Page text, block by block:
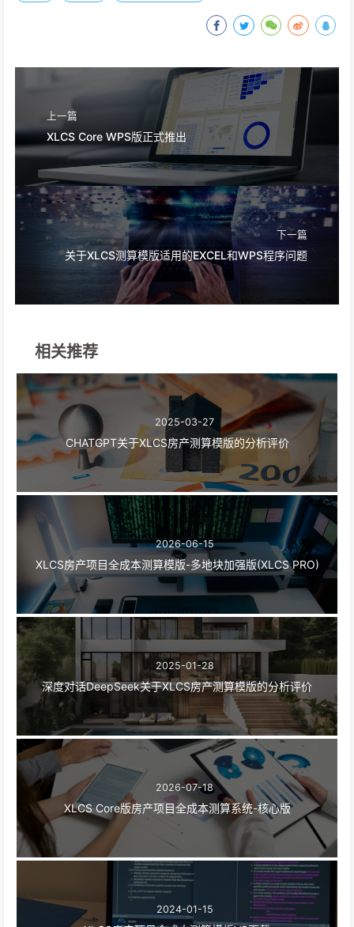
上一篇
XLCS Core WPS版正式推出
下一篇
关于XLCS测算模版适用的EXCEL和WPS程序问题
相关推荐
2025-03-27
CHATGPT关于XLCS房产测算模版的分析评价
2026-06-15
XLCS房产项目全成本测算模版-多地块加强版(XLCS PRO)
2025-01-28
深度对话DeepSeek关于XLCS房产测算模版的分析评价
2026-07-18
XLCS Core版房产项目全成本测算系统-核心版
2024-01-15